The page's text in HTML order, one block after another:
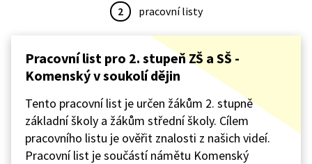
2 pracovní listy
Pracovní list pro 2. stupeň ZŠ a SŠ -
Komenský v soukolí dějin
Tento pracovní list je určen žákům 2. stupně
základní školy a žákům střední školy. Cílem
pracovního listu je ověřit znalosti z našich videí.
Pracovní list je součástí námětu Komenský